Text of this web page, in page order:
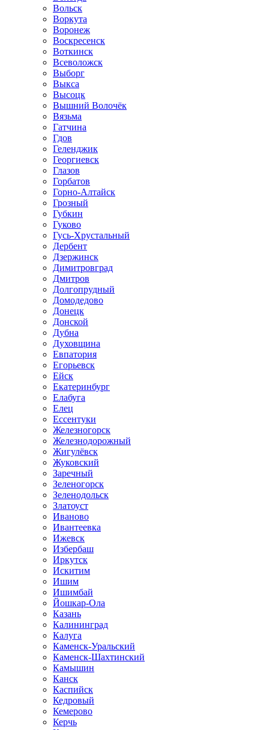
Вольск
Воркута
Воронеж
Воскресенск
Воткинск
Всеволожск
Выборг
Выкса
Высоцк
Вышний Волочёк
Вязьма
Гатчина
Гдов
Геленджик
Георгиевск
Глазов
Горбатов
Горно-Алтайск
Грозный
Губкин
Гуково
Гусь-Хрустальный
Дербент
Дзержинск
Димитровград
Дмитров
Долгопрудный
Домодедово
Донецк
Донской
Дубна
Духовщина
Евпатория
Егорьевск
Ейск
Екатеринбург
Елабуга
Елец
Ессентуки
Железногорск
Железнодорожный
Жигулёвск
Жуковский
Заречный
Зеленогорск
Зеленодольск
Златоуст
Иваново
Ивантеевка
Ижевск
Избербаш
Иркутск
Искитим
Ишим
Ишимбай
Йошкар-Ола
Казань
Калининград
Калуга
Каменск-Уральский
Каменск-Шахтинский
Камышин
Канск
Каспийск
Кедровый
Кемерово
Керчь